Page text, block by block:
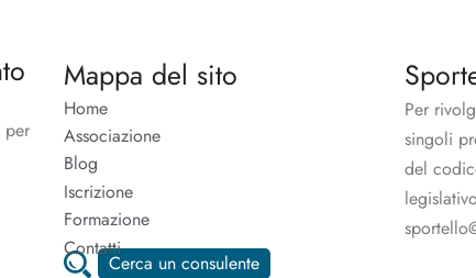
per
Mappa del sito
Home
Associazione
Blog
Iscrizione
Formazione
Contatti
Cerca un consulente
Per
singoli
del